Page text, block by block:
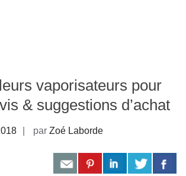
vaporisateurs pour
& suggestions d’achat
par Zoé Laborde